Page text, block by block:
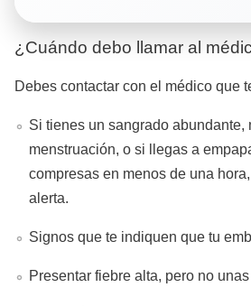
¿Cuándo debo llamar al
Debes contactar con el médico que
Si tienes un sangrado abundante,
menstruación, o si llegas a
compresas en menos de una
alerta.
Signos que te indiquen que tu
Presentar fiebre alta, pero no